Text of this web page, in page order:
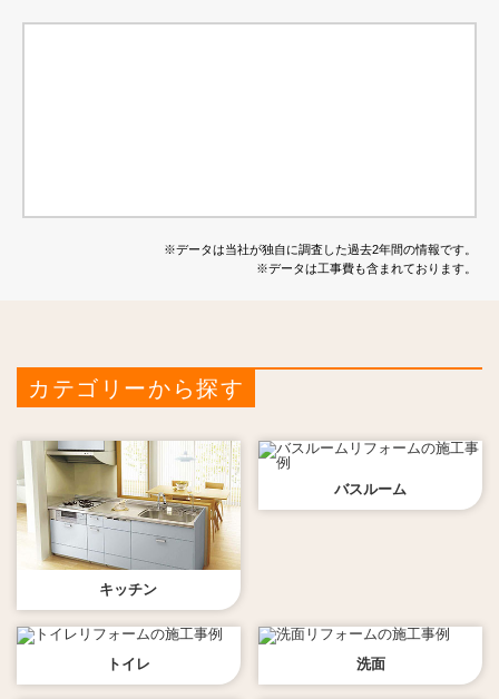
※データは当社が独自に調査した過去2年間の情報です。
※データは工事費も含まれております。
カテゴリーから探す
キッチン
バスルーム
トイレ 洗面